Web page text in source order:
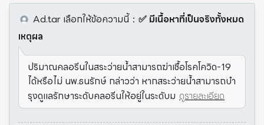
Ad.tar เลือกให้ข้อความนี้： ✅ มีเนื้อหาที่เป็นจริงทั้งหมด
เหตุผล
ปริมาณคลอรีนในสระว่ายน้ำสามารถฆ่าเชื้อโรคโควิด-19
ได้หรือไม่ นพ.ธนรักษ์ กล่าวว่า หากสระว่ายน้ำสามารถบำ
รุงดูแลรักษาระดับคลอรีนให้อยู่ในระดับม ดูรายละเอียด